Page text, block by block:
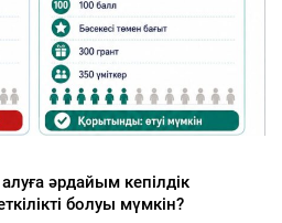
о партиях и кандидатах на
опроса